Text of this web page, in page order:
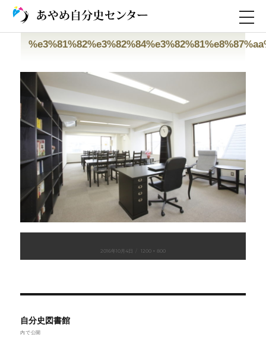
前の画像 次の画像
投
2016年10月4日
フ
1200 × 800
稿
ナ
自分史図書館
内で公開